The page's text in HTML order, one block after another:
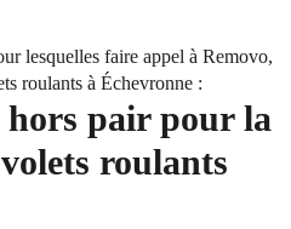
lesquelles faire appel à Removo,
roulants à Échevronne :
pair pour la
roulants